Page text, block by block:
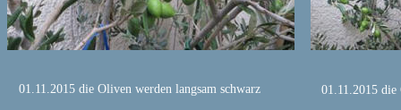
01.11.2015 die Oliven werden langsam schwarz 01.11.2015 die